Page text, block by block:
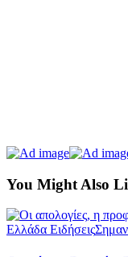
You Might Also
Ελλάδα Ειδήσεις